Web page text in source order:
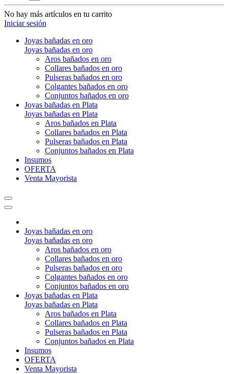
No hay más artículos en tu carrito
Iniciar sesión
Joyas bañadas en oro
Joyas bañadas en oro
Aros bañados en oro
Collares bañados en oro
Pulseras bañados en oro
Colgantes bañados en oro
Conjuntos bañados en oro
Joyas bañadas en Plata
Joyas bañadas en Plata
Aros bañados en Plata
Collares bañados en Plata
Pulseras bañados en Plata
Conjuntos bañados en Plata
Insumos
OFERTA
Venta Mayorista
Joyas bañadas en oro
Joyas bañadas en oro
Aros bañados en oro
Collares bañados en oro
Pulseras bañados en oro
Colgantes bañados en oro
Conjuntos bañados en oro
Joyas bañadas en Plata
Joyas bañadas en Plata
Aros bañados en Plata
Collares bañados en Plata
Pulseras bañados en Plata
Conjuntos bañados en Plata
Insumos
OFERTA
Venta Mayorista